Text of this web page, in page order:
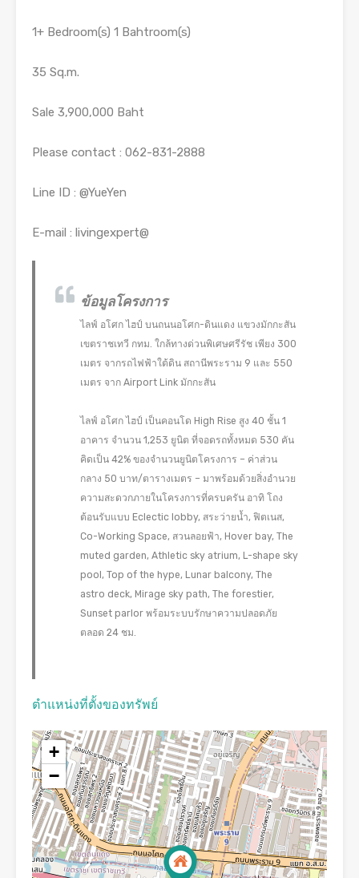
1+ Bedroom(s) 1 Bahtroom(s)
35 Sq.m.
Sale 3,900,000 Baht
Please contact : 062-831-2888
Line ID : @YueYen
E-mail : livingexpert@
ข้อมูลโครงการ
ไลฟ์ อโศก ไฮป์ บนถนนอโศก-ดินแดง แขวงมักกะสัน
เขตราชเทวี กทม. ใกล้ทางด่วนพิเศษศรีรัช เพียง 300
เมตร จากรถไฟฟ้าใต้ดิน สถานีพระราม 9 และ 550
เมตร จาก Airport Link มักกะสัน
ไลฟ์ อโศก ไฮป์ เป็นคอนโด High Rise สูง 40 ชั้น 1
อาคาร จำนวน 1,253 ยูนิต ที่จอดรถทั้งหมด 530 คัน
คิดเป็น 42% ของจำนวนยูนิตโครงการ – ค่าส่วน
กลาง 50 บาท/ตารางเมตร – มาพร้อมด้วยสิ่งอำนวย
ความสะดวกภายในโครงการที่ครบครัน อาทิ โถง
ต้อนรับแบบ Eclectic lobby, สระว่ายน้ำ, ฟิตเนส,
Co-Working Space, สวนลอยฟ้า, Hover bay, The
muted garden, Athletic sky atrium, L-shape sky
pool, Top of the hype, Lunar balcony, The
astro deck, Mirage sky path, The forestier,
Sunset parlor พร้อมระบบรักษาความปลอดภัย
ตลอด 24 ชม.
ตำแหน่งที่ตั้งของทรัพย์
+
−